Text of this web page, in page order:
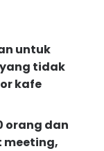
untuk
tidak
kafe
orang dan